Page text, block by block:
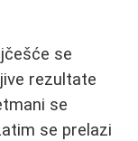
se
rezultate
se
se prelazi